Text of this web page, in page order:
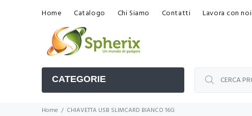
Home Catalogo Chi Siamo Contatti Lavora con noi
CATEGORIE
Home CHIAVETTA USB SLIMCARD BIANCO 16G